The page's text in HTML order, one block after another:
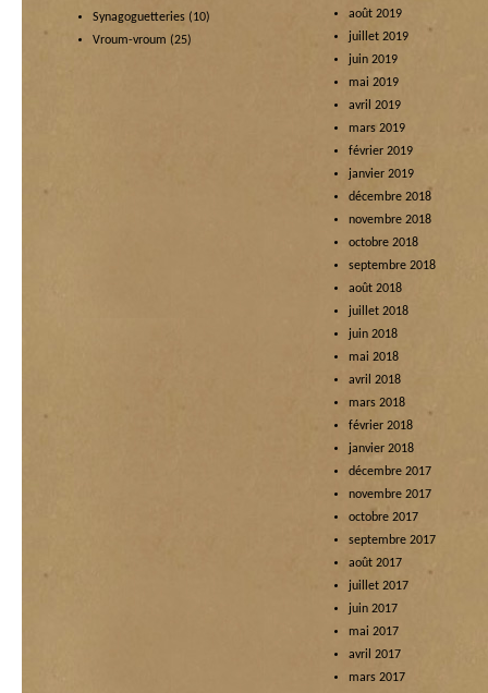
Synagoguetteries (10)
Vroum-vroum (25)
août 2019
juillet 2019
juin 2019
mai 2019
avril 2019
mars 2019
février 2019
janvier 2019
décembre 2018
novembre 2018
octobre 2018
septembre 2018
août 2018
juillet 2018
juin 2018
mai 2018
avril 2018
mars 2018
février 2018
janvier 2018
décembre 2017
novembre 2017
octobre 2017
septembre 2017
août 2017
juillet 2017
juin 2017
mai 2017
avril 2017
mars 2017